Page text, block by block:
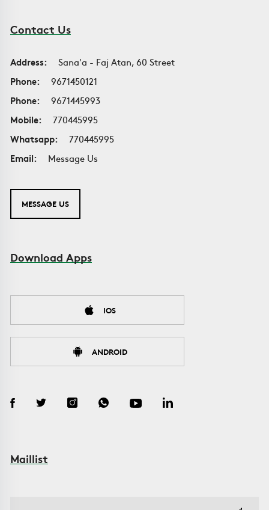
Contact Us
Address:
Sana'a - Faj Atan, 60 Street
Phone:
9671450121
Phone:
9671445993
Mobile:
770445995
Whatsapp:
770445995
Email:
Message Us
MESSAGE US
Download Apps
IOS
ANDROID
Maillist